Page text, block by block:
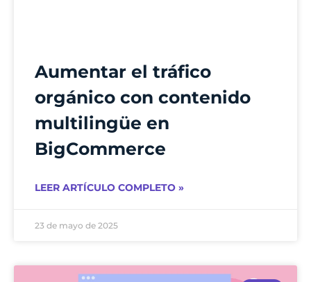
Aumentar el tráfico
orgánico con contenido
multilingüe en
BigCommerce
LEER ARTÍCULO COMPLETO »
23 de mayo de 2025